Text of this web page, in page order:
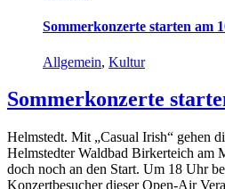
Sommerkonzerte starten am
Allgemein, Kultur
Sommerkonzerte
Helmstedt. Mit „Casual Irish“ gehen
Helmstedter Waldbad Birkerteich am
doch noch an den Start. Um 18 Uhr
Konzertbesucher dieser Open-Air